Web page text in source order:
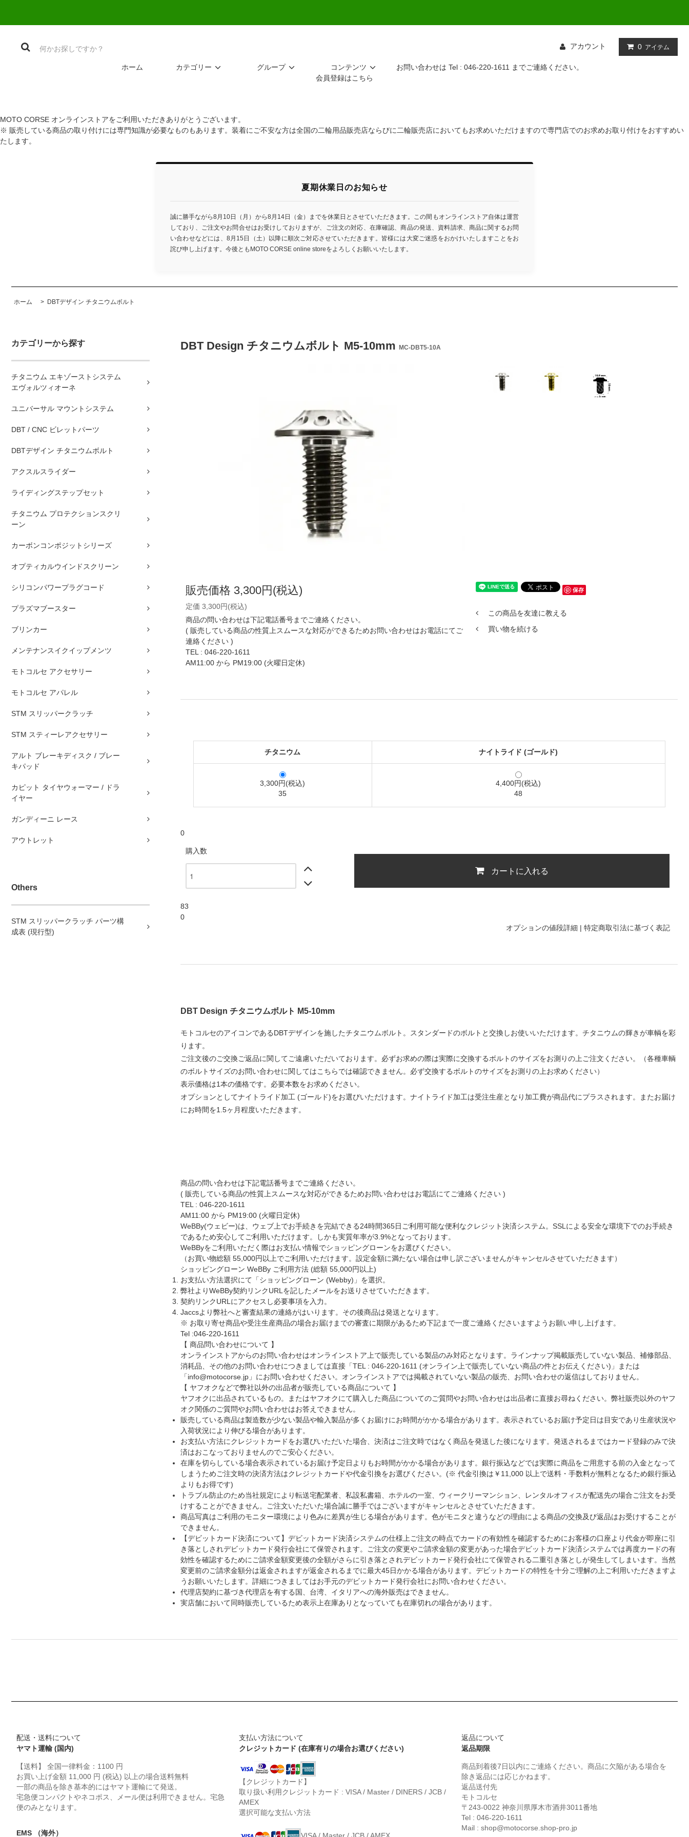
アカウント 0 アイテム
ホーム カテゴリー グループ コンテンツ
お問い合わせは Tel : 046-220-1611 までご連絡ください。
会員登録はこちら
MOTO CORSE オンラインストアをご利用いただきありがとうございます。
※ 販売している商品の取り付けには専門知識が必要なものもあります。装着にご不安な方は全国の二輪用品販売店ならびに二輪販売店においてもお求めいただけますので専門店でのお求めお取り付けをおすすめい
たします。
夏期休業日のお知らせ
誠に勝手ながら8月10日（月）から8月14日（金）までを休業日とさせていただきます。この間もオンラインストア自体は運営
しており、ご注文やお問合せはお受けしておりますが、ご注文の対応、在庫確認、商品の発送、資料請求、商品に関するお問
い合わせなどには、8月15日（土）以降に順次ご対応させていただきます。皆様には大変ご迷惑をおかけいたしますことをお
詫び申し上げます。今後ともMOTO CORSE online storeをよろしくお願いいたします。
ホーム > DBTデザイン チタニウムボルト
カテゴリーから探す
チタニウム エキゾーストシステム
エヴォルツィオーネ
ユニバーサル マウントシステム
DBT / CNC ビレットパーツ
DBTデザイン チタニウムボルト
アクスルスライダー
ライディングステップセット
チタニウム プロテクションスクリ
ーン
カーボンコンポジットシリーズ
オプティカルウインドスクリーン
シリコンパワープラグコード
プラズマブースター
ブリンカー
メンテナンスイクイップメンツ
モトコルセ アクセサリー
モトコルセ アパレル
STM スリッパークラッチ
STM スティーレアクセサリー
アルト ブレーキディスク / ブレー
キパッド
カピット タイヤウォーマー / ドラ
イヤー
ガンディーニ レース
アウトレット
Others
STM スリッパークラッチ パーツ構
成表 (現行型)
DBT Design チタニウムボルト M5-10mm MC-DBT5-10A
販売価格 3,300円(税込)
定価 3,300円(税込)
商品の問い合わせは下記電話番号までご連絡ください。
( 販売している商品の性質上スムースな対応ができるためお問い合わせはお電話にてご
連絡ください )
TEL : 046-220-1611
AM11:00 から PM19:00 (火曜日定休)
保存
この商品を友達に教える
買い物を続ける
チタニウム ナイトライド (ゴールド)
3,300円(税込)
35
4,400円(税込)
48
0
購入数
カートに入れる
83
0
オプションの値段詳細 | 特定商取引法に基づく表記
DBT Design チタニウムボルト M5-10mm
モトコルセのアイコンであるDBTデザインを施したチタニウムボルト。スタンダードのボルトと交換しお使いいただけます。チタニウムの輝きが車輌を彩
ります。
ご注文後のご交換ご返品に関してご遠慮いただいております。必ずお求めの際は実際に交換するボルトのサイズをお測りの上ご注文ください。（各種車輌
のボルトサイズのお問い合わせに関してはこちらでは確認できません。必ず交換するボルトのサイズをお測りの上お求めください）
表示価格は1本の価格です。必要本数をお求めください。
オプションとしてナイトライド加工 (ゴールド)をお選びいただけます。ナイトライド加工は受注生産となり加工費が商品代にプラスされます。またお届け
にお時間を1.5ヶ月程度いただきます。
商品の問い合わせは下記電話番号までご連絡ください。
( 販売している商品の性質上スムースな対応ができるためお問い合わせはお電話にてご連絡ください )
TEL : 046-220-1611
AM11:00 から PM19:00 (火曜日定休)
WeBBy(ウェビー)は、ウェブ上でお手続きを完結できる24時間365日ご利用可能な便利なクレジット決済システム。SSLによる安全な環境下でのお手続き
であるため安心してご利用いただけます。しかも実質年率が3.9%となっております。
WeBByをご利用いただく際はお支払い情報でショッピングローンをお選びください。
（お買い物総額 55,000円以上でご利用いただけます。設定金額に満たない場合は申し訳ございませんがキャンセルさせていただきます）
ショッピングローン WeBBy ご利用方法 (総額 55,000円以上)
お支払い方法選択にて「ショッピングローン (Webby)」を選択。
弊社よりWeBBy契約リンクURLを記したメールをお送りさせていただきます。
契約リンクURLにアクセスし必要事項を入力。
Jaccsより弊社へと審査結果の連絡がはいります。その後商品は発送となります。
※ お取り寄せ商品や受注生産商品の場合お届けまでの審査に期限があるため下記まで一度ご連絡くださいますようお願い申し上げます。
Tel :046-220-1611
【 商品問い合わせについて 】
オンラインストアからのお問い合わせはオンラインストア上で販売している製品のみ対応となります。ラインナップ掲載販売していない製品、補修部品、
消耗品、その他のお問い合わせにつきましては直接「TEL : 046-220-1611 (オンライン上で販売していない商品の件とお伝えください)」または
「info@motocorse.jp」にお問い合わせください。オンラインストアでは掲載されていない製品の販売、お問い合わせの返信はしておりません。
【 ヤフオクなどで弊社以外の出品者が販売している商品について 】
ヤフオクに出品されているもの。またはヤフオクにて購入した商品についてのご質問やお問い合わせは出品者に直接お尋ねください。弊社販売以外のヤフ
オク関係のご質問やお問い合わせはお答えできません。
販売している商品は製造数が少ない製品や輸入製品が多くお届けにお時間がかかる場合があります。表示されているお届け予定日は目安であり生産状況や
入荷状況により伸びる場合があります。
お支払い方法にクレジットカードをお選びいただいた場合、決済はご注文時ではなく商品を発送した後になります。発送されるまではカード登録のみで決
済はおこなっておりませんのでご安心ください。
在庫を切らしている場合表示されているお届け予定日よりもお時間がかかる場合があります。銀行振込などでは実際に商品をご用意する前の入金となって
しまうためご注文時の決済方法はクレジットカードや代金引換をお選びください。(※ 代金引換は￥11,000 以上で送料・手数料が無料となるため銀行振込
よりもお得です)
トラブル防止のため当社規定により転送宅配業者、私設私書箱、ホテルの一室、ウィークリーマンション、レンタルオフィスが配送先の場合ご注文をお受
けすることができません。ご注文いただいた場合誠に勝手ではございますがキャンセルとさせていただきます。
商品写真はご利用のモニター環境により色みに差異が生じる場合があります。色がモニタと違うなどの理由による商品の交換及び返品はお受けすることが
できません。
【デビットカード決済について】デビットカード決済システムの仕様上ご注文の時点でカードの有効性を確認するためにお客様の口座より代金が即座に引
き落としされデビットカード発行会社にて保管されます。ご注文の変更やご請求金額の変更があった場合デビットカード決済システムでは再度カードの有
効性を確認するためにご請求金額変更後の全額がさらに引き落とされデビットカード発行会社にて保管される二重引き落としが発生してしまいます。当然
変更前のご請求金額分は返金されますが返金されるまでに最大45日かかる場合があります。デビットカードの特性を十分ご理解の上ご利用いただきますよ
うお願いいたします。詳細につきましてはお手元のデビットカード発行会社にお問い合わせください。
代理店契約に基づき代理店を有する国、台湾、イタリアへの海外販売はできません。
実店舗において同時販売しているため表示上在庫ありとなっていても在庫切れの場合があります。
配送・送料について
ヤマト運輸 (国内)
【送料】 全国一律料金：1100 円
お買い上げ金額 11,000 円 (税込) 以上の場合送料無料
一部の商品を除き基本的にはヤマト運輸にて発送。
宅急便コンパクトやネコポス、メール便は利用できません。宅急
便のみとなります。
EMS （海外）
支払い方法について
クレジットカード (在庫有りの場合お選びください)
【クレジットカード】
取り扱い利用クレジットカード : VISA / Master / DINERS / JCB /
AMEX
選択可能な支払い方法
返品について
返品期限
商品到着後7日以内にご連絡ください。商品に欠陥がある場合を
除き返品には応じかねます。
返品送付先
モトコルセ
〒243-0022 神奈川県厚木市酒井3011番地
Tel : 046-220-1611
Mail : shop@motocorse.shop-pro.jp